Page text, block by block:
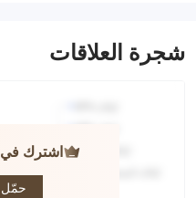
شجرة العلاقات
اشترك في
حمّل